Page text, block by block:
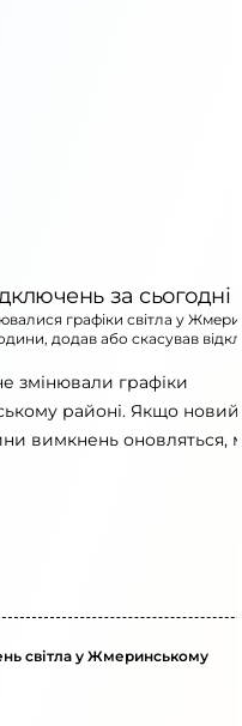
за сьогодні
графіки світла у
додав або скасував
змінювали графіки
районі. Якщо новий
вимкнень оновляться,
світла у Жмеринському